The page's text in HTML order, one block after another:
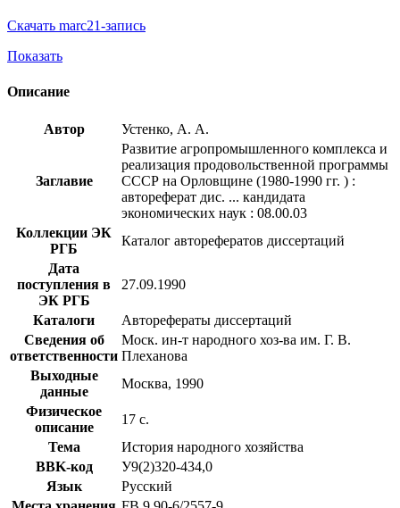
Скачать marc21-запись
Показать
Описание
Автор Устенко, А. А.
Заглавие
Развитие агропромышленного комплекса и
реализация продовольственной программы
СССР на Орловщине (1980-1990 гг. ) :
автореферат дис. ... кандидата
экономических наук : 08.00.03
Коллекции ЭК
РГБ
Каталог авторефератов диссертаций
Дата
поступления в
ЭК РГБ
27.09.1990
Каталоги
Авторефераты диссертаций
Сведения об
ответственности
Моск. ин-т народного хоз-ва им. Г. В.
Плеханова
Выходные
данные
Москва, 1990
Физическое
описание
17 с.
Тема
История народного хозяйства
BBK-код
У9(2)320-434,0
Язык
Русский